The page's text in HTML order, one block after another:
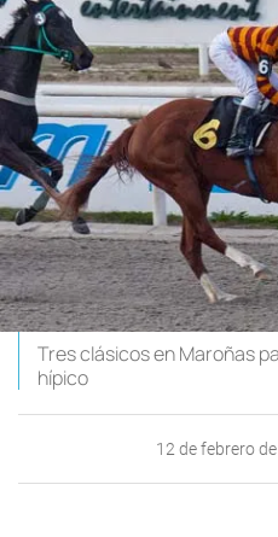
Tres clásicos en Maroñas
hípico
12 de febrero